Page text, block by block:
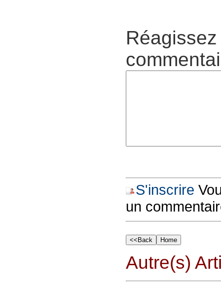
S'inscrire
un
Autre(s)